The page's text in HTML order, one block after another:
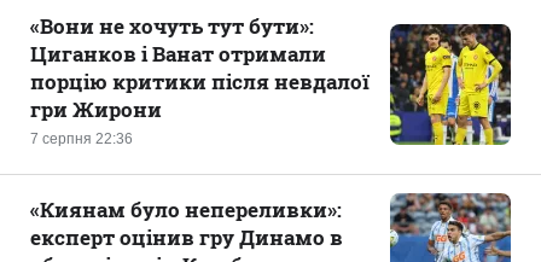
7 серпня 22:36
«Вони не хочуть тут бути»:
Циганков і Ванат отримали
порцію критики після невдалої
гри Жирони
«Киянам було непереливки»:
експерт оцінив гру Динамо в